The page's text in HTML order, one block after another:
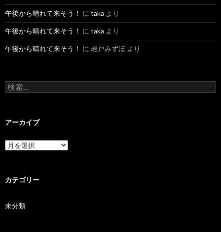
午後から晴れて来そう！ に taka より
午後から晴れて来そう！ に taka より
午後から晴れて来そう！ に 岩戸みずほ より
検索:
アーカイブ
アーカイブ
カテゴリー
未分類